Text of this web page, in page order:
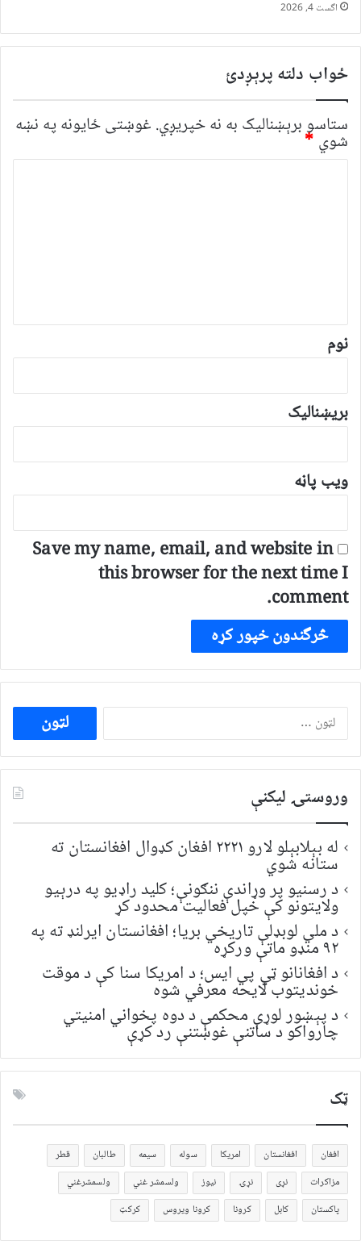
اگست 4, 2026
ځواب دلته پرېږدئ
ستاسو برېښناليک به نه خپريږي. غوښتى ځایونه په نښه
شوي *
*
نوم
بریښنالیک
ویب پاڼه
Save my name, email, and website in
this browser for the next time I
comment.
ددی
لپاره
لټون:
وروستۍ ليکنې
له بېلابېلو لارو ۲۲۲۱ افغان کډوال افغانستان ته
ستانه شوي
د رسنیو پر وړاندې ننګونې؛ کلید راډیو په درېیو
ولایتونو کې خپل فعالیت محدود کړ
د ملي لوبډلې تاریخي بریا؛ افغانستان ایرلنډ ته په
۹۲ منډو ماتې ورکړه
د افغانانو ټي پي ایس؛ د امریکا سنا کې د موقت
خونديتوب لایحه معرفي شوه
د پېښور لوړې محکمې د دوه پخواني امنیتي
چارواکو د ساتنې غوښتنې رد کړې
ټک
افغان افغانستان امریکا سوله سیمه طالبان
قطر
مزاکرات
نړی نړۍ نیوز ولسمشر غني
ولسمشرغني
پاکستان
کابل کرونا کرونا ویروس کرکټ